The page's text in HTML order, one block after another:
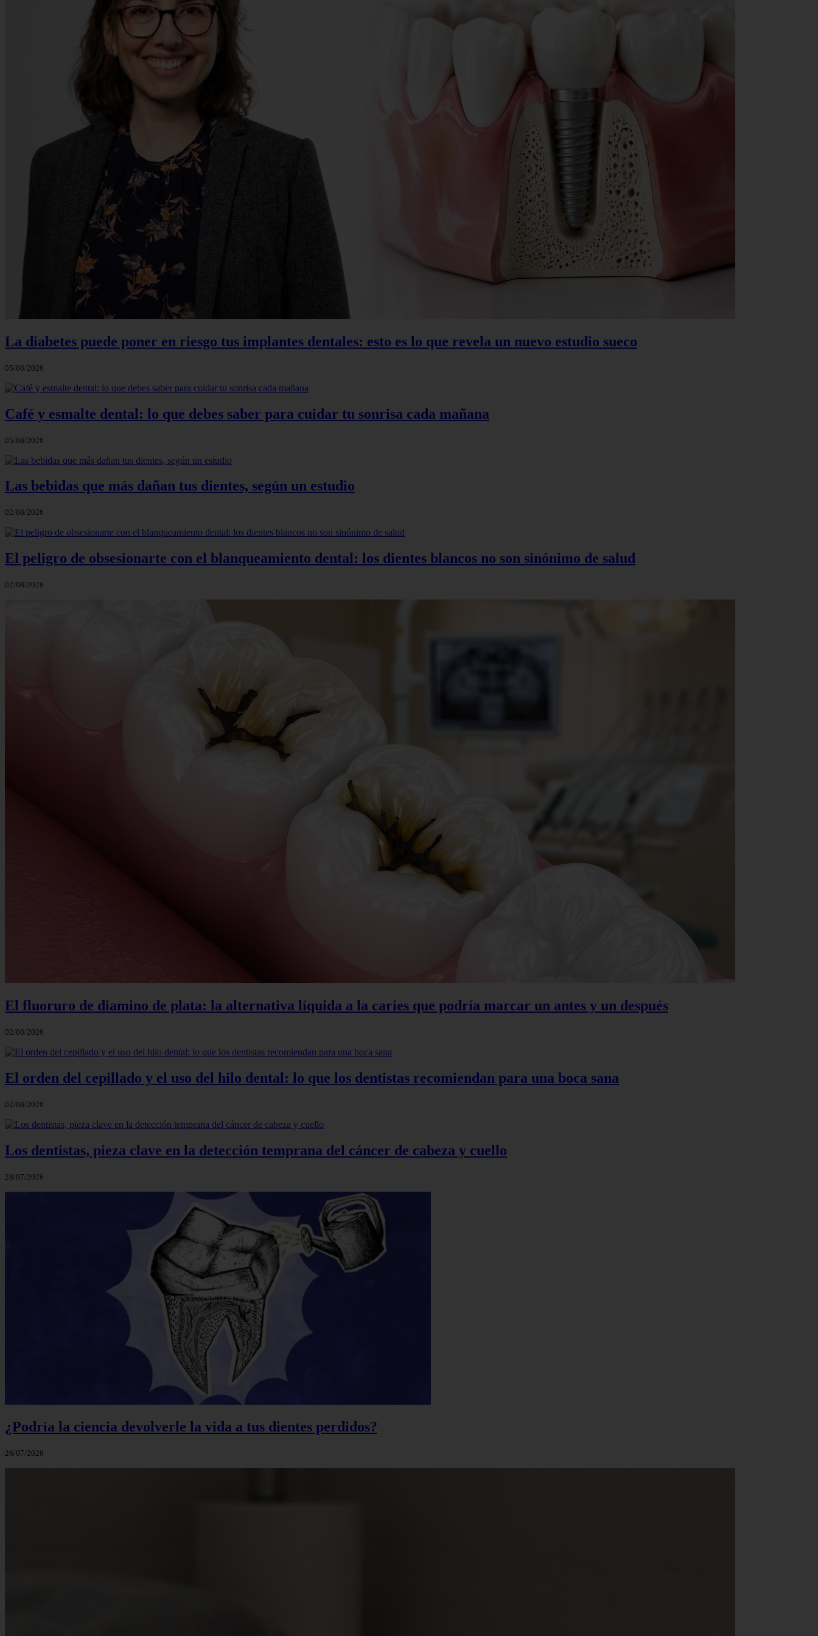
La diabetes puede poner en riesgo tus implantes dentales: esto es lo que revela un nuevo estudio sueco
05/08/2026
Café y esmalte dental: lo que debes saber para cuidar tu sonrisa cada mañana
05/08/2026
Las bebidas que más dañan tus dientes, según un estudio
02/08/2026
El peligro de obsesionarte con el blanqueamiento dental: los dientes blancos no son sinónimo de salud
02/08/2026
El fluoruro de diamino de plata: la alternativa líquida a la caries que podría marcar un antes y un después
02/08/2026
El orden del cepillado y el uso del hilo dental: lo que los dentistas recomiendan para una boca sana
02/08/2026
Los dentistas, pieza clave en la detección temprana del cáncer de cabeza y cuello
28/07/2026
¿Podría la ciencia devolverle la vida a tus dientes perdidos?
26/07/2026